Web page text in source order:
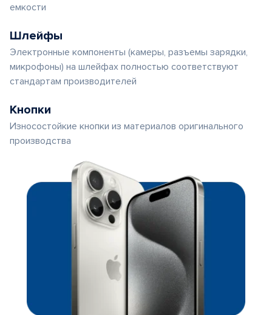
емкости
Шлейфы
Электронные компоненты (камеры, разъемы зарядки,
микрофоны) на шлейфах полностью соответствуют
стандартам производителей
Кнопки
Износостойкие кнопки из материалов оригинального
производства